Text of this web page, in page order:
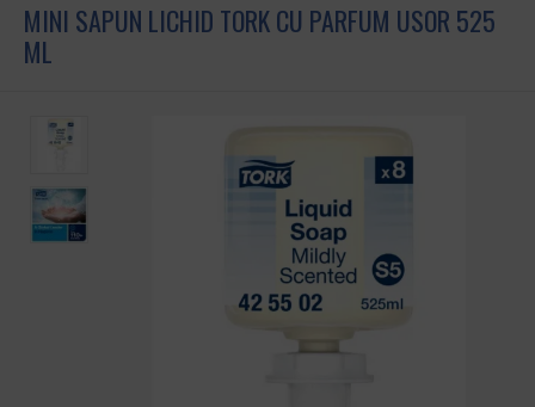
MINI SAPUN LICHID TORK CU PARFUM USOR 525
ML